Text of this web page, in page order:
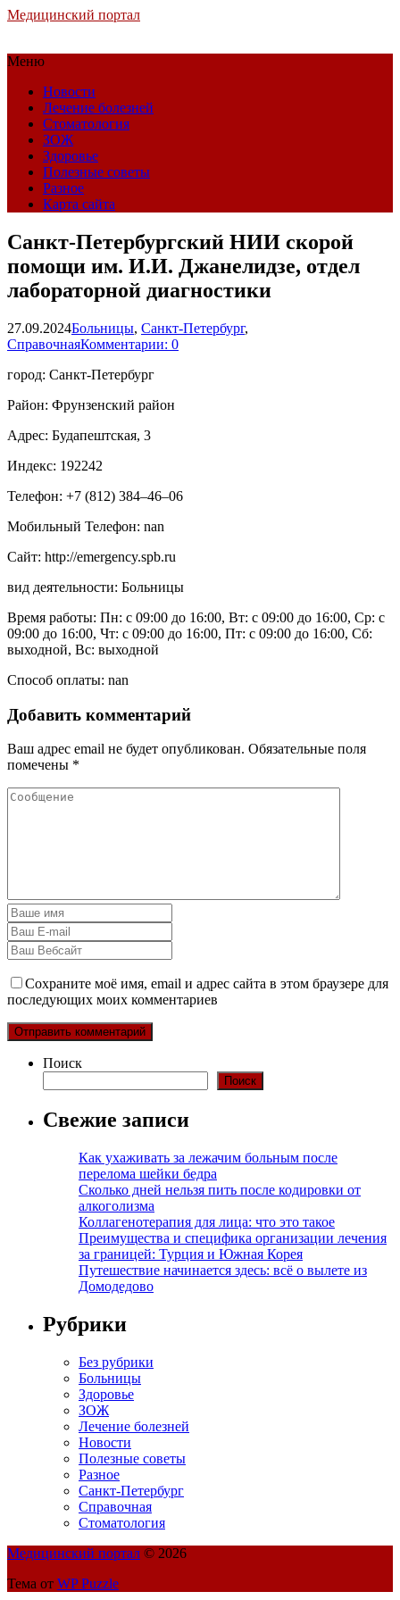
Медицинский портал
Меню
Новости
Лечение болезней
Стоматология
ЗОЖ
Здоровье
Полезные советы
Разное
Карта сайта
Санкт-Петербургский НИИ скорой
помощи им. И.И. Джанелидзе, отдел
лабораторной диагностики
27.09.2024Больницы, Санкт-Петербург,
СправочнаяКомментарии: 0
город: Санкт-Петербург
Район: Фрунзенский район
Адрес: Будапештская, 3
Индекс: 192242
Телефон: +7 (812) 384‒46‒06
Мобильный Телефон: nan
Сайт: http://emergency.spb.ru
вид деятельности: Больницы
Время работы: Пн: с 09:00 до 16:00, Вт: с 09:00 до 16:00, Ср: с
09:00 до 16:00, Чт: с 09:00 до 16:00, Пт: с 09:00 до 16:00, Сб:
выходной, Вс: выходной
Способ оплаты: nan
Добавить комментарий
Ваш адрес email не будет опубликован. Обязательные поля
помечены *
Сохраните моё имя, email и адрес сайта в этом браузере для
последующих моих комментариев
Поиск
Поиск
Свежие записи
Как ухаживать за лежачим больным после
перелома шейки бедра
Сколько дней нельзя пить после кодировки от
алкоголизма
Коллагенотерапия для лица: что это такое
Преимущества и специфика организации лечения
за границей: Турция и Южная Корея
Путешествие начинается здесь: всё о вылете из
Домодедово
Рубрики
Без рубрики
Больницы
Здоровье
ЗОЖ
Лечение болезней
Новости
Полезные советы
Разное
Санкт-Петербург
Справочная
Стоматология
Медицинский портал © 2026
Тема от WP Puzzle